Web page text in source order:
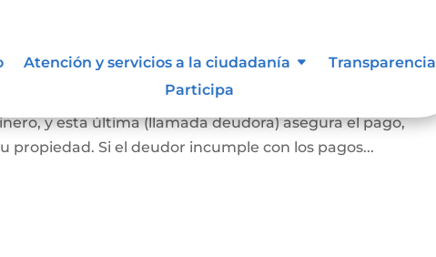
Atención y servicios a la ciudadanía
Transparencia
Participa
banco o una entidad financiera (llamada acreedora) le
y esta última (llamada deudora) asegura el pago,
propiedad. Si el deudor incumple con los pagos...